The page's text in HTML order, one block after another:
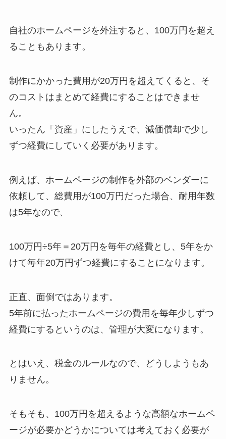
自社のホームページを外注すると、100万円を超え
ることもあります。
制作にかかった費用が20万円を超えてくると、そ
のコストはまとめて経費にすることはできませ
ん。
いったん「資産」にしたうえで、減価償却で少し
ずつ経費にしていく必要があります。
例えば、ホームページの制作を外部のベンダーに
依頼して、総費用が100万円だった場合、耐用年数
は5年なので、
100万円÷5年＝20万円を毎年の経費とし、5年をか
けて毎年20万円ずつ経費にすることになります。
正直、面倒ではあります。
5年前に払ったホームページの費用を毎年少しずつ
経費にするというのは、管理が大変になります。
とはいえ、税金のルールなので、どうしようもあ
りません。
そもそも、100万円を超えるような高額なホームペ
ージが必要かどうかについては考えておく必要が